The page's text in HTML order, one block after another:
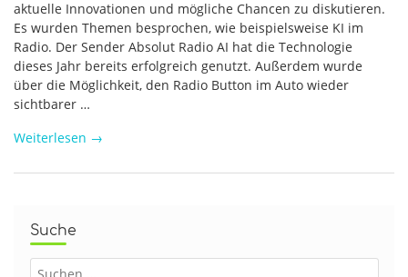
aktuelle Innovationen und mögliche Chancen zu diskutieren.
Es wurden Themen besprochen, wie beispielsweise KI im
Radio. Der Sender Absolut Radio AI hat die Technologie
dieses Jahr bereits erfolgreich genutzt. Außerdem wurde
über die Möglichkeit, den Radio Button im Auto wieder
sichtbarer …
Weiterlesen →
Suche